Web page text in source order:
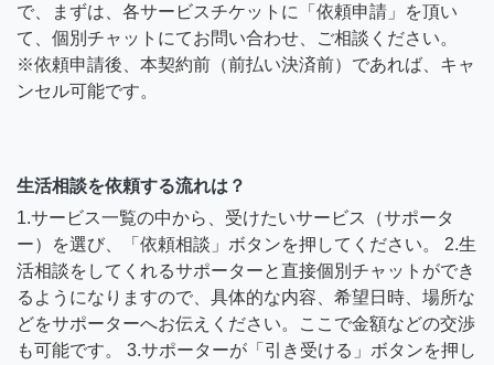
で、まずは、各サービスチケットに「依頼申請」を頂い
て、個別チャットにてお問い合わせ、ご相談ください。
※依頼申請後、本契約前（前払い決済前）であれば、キャ
ンセル可能です。
生活相談を依頼する流れは？
1.サービス一覧の中から、受けたいサービス（サポータ
ー）を選び、「依頼相談」ボタンを押してください。 2.生
活相談をしてくれるサポーターと直接個別チャットができ
るようになりますので、具体的な内容、希望日時、場所な
どをサポーターへお伝えください。ここで金額などの交渉
も可能です。 3.サポーターが「引き受ける」ボタンを押し